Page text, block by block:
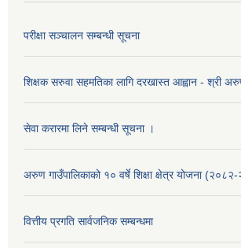
परीक्षा सञ्चालन सम्बन्धी सूचना
शिक्षक सरुवा सहमतिका लागि दरखास्त आह्वान - श्री
सेवा करारमा लिने सम्बन्धी सूचना ।
अरुण गाउँपालिकाको १० वर्षे शिक्षा क्षेत्र योजना
वित्तीय प्रगति सार्वजनिक सम्बन्धमा